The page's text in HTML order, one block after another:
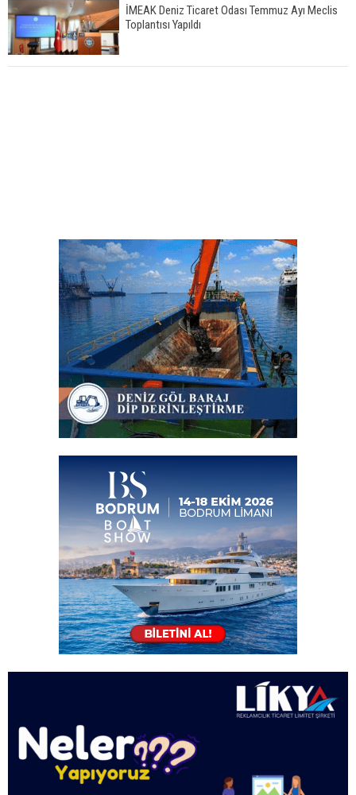
İMEAK Deniz Ticaret Odası Temmuz Ayı Meclis
Toplantısı Yapıldı